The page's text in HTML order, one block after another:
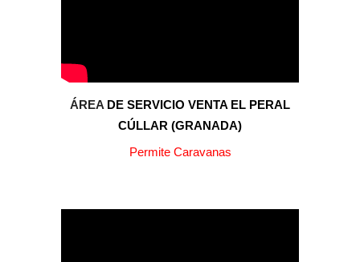
ÁREA DE SERVICIO VENTA EL PERAL
CÚLLAR (GRANADA)
Permite Caravanas